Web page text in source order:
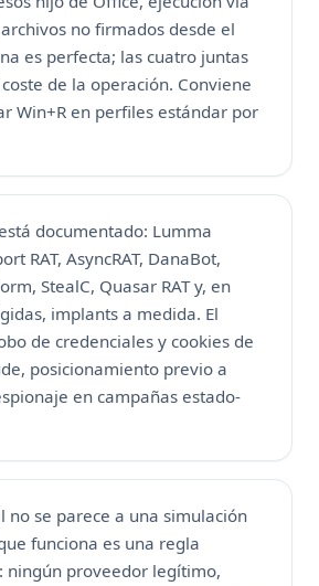
archivos no firmados desde el
es perfecta; las cuatro juntas
de la operación. Conviene
Win+R en perfiles estándar por
documentado: Lumma
RAT, AsyncRAT, DanaBot,
StealC, Quasar RAT y, en
implants a medida. El
de credenciales y cookies de
posicionamiento previo a
en campañas estado-
no se parece a una simulación
funciona es una regla
ningún proveedor legítimo,